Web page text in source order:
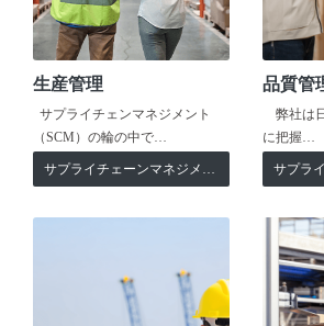
生産管理
サプライチェンマネジメント
（SCM）の輪の中で…
サプライチェーンマネジメント
品質管
弊社は
に把握…